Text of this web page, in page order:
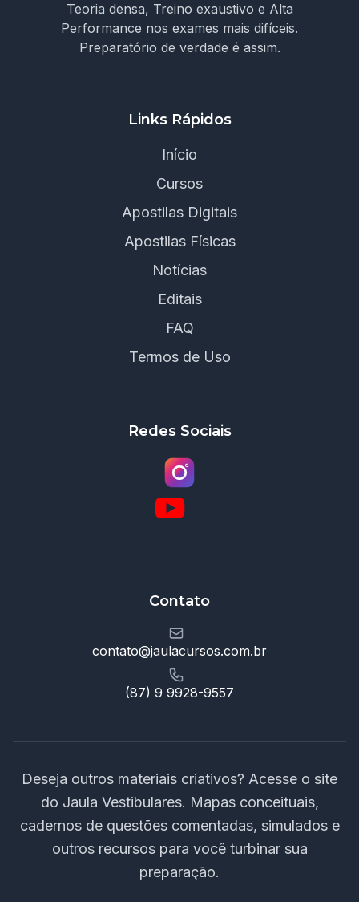
Teoria densa, Treino exaustivo e Alta
Performance nos exames mais difíceis.
Preparatório de verdade é assim.
Links Rápidos
Início
Cursos
Apostilas Digitais
Apostilas Físicas
Notícias
Editais
FAQ
Termos de Uso
Redes Sociais
Contato
contato@jaulacursos.com.br
(87) 9 9928-9557
Deseja outros materiais criativos? Acesse o site
do Jaula Vestibulares. Mapas conceituais,
cadernos de questões comentadas, simulados e
outros recursos para você turbinar sua
preparação.